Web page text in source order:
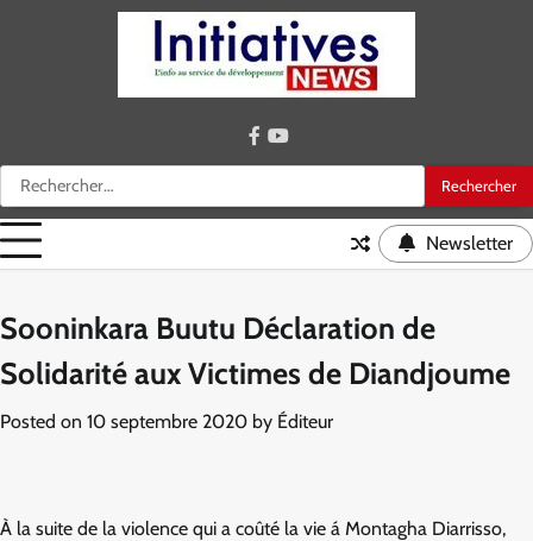
Rechercher :
facebook
youtube
Newsletter
Sooninkara Buutu Déclaration de
Solidarité aux Victimes de Diandjoume
Posted on 10 septembre 2020 by Éditeur
À la suite de la violence qui a coûté la vie á Montagha Diarrisso,